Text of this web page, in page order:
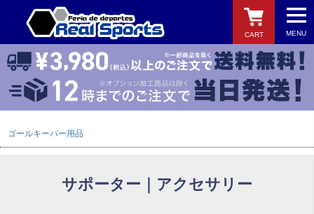
MENU
CART
ゴールキーパー用品
サポーター｜アクセサリー